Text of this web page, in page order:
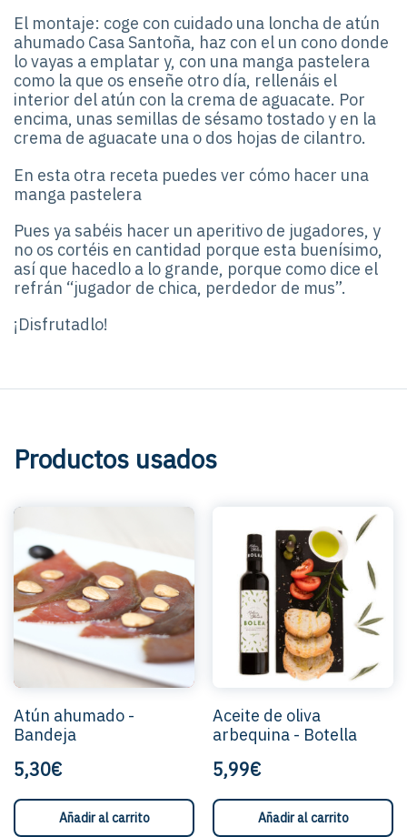
El montaje: coge con cuidado una loncha de atún
ahumado Casa Santoña, haz con el un cono donde
lo vayas a emplatar y, con una manga pastelera
como la que os enseñe otro día, rellenáis el
interior del atún con la crema de aguacate. Por
encima, unas semillas de sésamo tostado y en la
crema de aguacate una o dos hojas de cilantro.
En esta otra receta puedes ver cómo hacer una
manga pastelera
Pues ya sabéis hacer un aperitivo de jugadores, y
no os cortéis en cantidad porque esta buenísimo,
así que hacedlo a lo grande, porque como dice el
refrán “jugador de chica, perdedor de mus”.
¡Disfrutadlo!
Productos usados
Atún ahumado -
Bandeja
5,30€
Añadir al carrito
Aceite de oliva
arbequina - Botella
5,99€
Añadir al carrito